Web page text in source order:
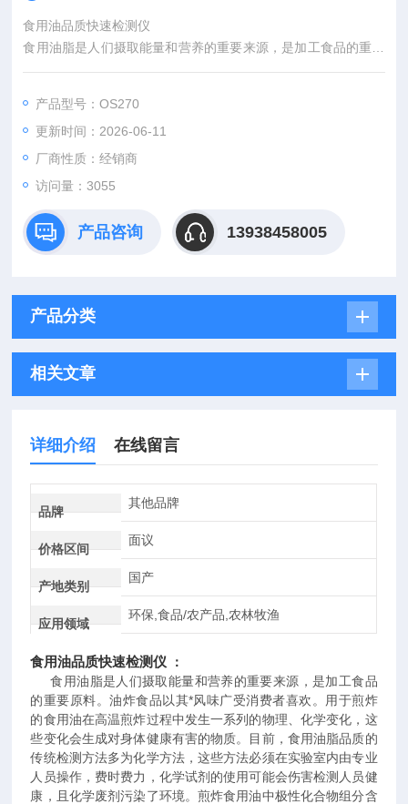
食用油品质快速检测仪
食用油脂是人们摄取能量和营养的重要来源，是加工食品的重要
原料。油炸食品以其*风味广受消费者喜欢。食用油脂品质的传统
作，费时费力，化学试剂的使用可能会伤害检测人员健康，且化
学废剂污染了环境。煎炸食用油中极性化合物组分含量值，
产品型号：OS270
更新时间：2026-06-11
厂商性质：经销商
访问量：3055
产品咨询 13938458005
产品分类
相关文章
详细介绍 在线留言
品牌
其他品牌
价格区间
面议
产地类别
国产
应用领域
环保,食品/农产品,农林牧渔
食用油品质快速检测仪
：
食用油脂是人们摄取能量和营养的重要来源，是加工食品
的重要原料。油炸食品以其*风味广受消费者喜欢。用于煎炸
的食用油在高温煎炸过程中发生一系列的物理、化学变化，这
些变化会生成对身体健康有害的物质。目前，食用油脂品质的
传统检测方法多为化学方法，这些方法必须在实验室内由专业
人员操作，费时费力，化学试剂的使用可能会伤害检测人员健
康，且化学废剂污染了环境。煎炸食用油中极性化合物组分含